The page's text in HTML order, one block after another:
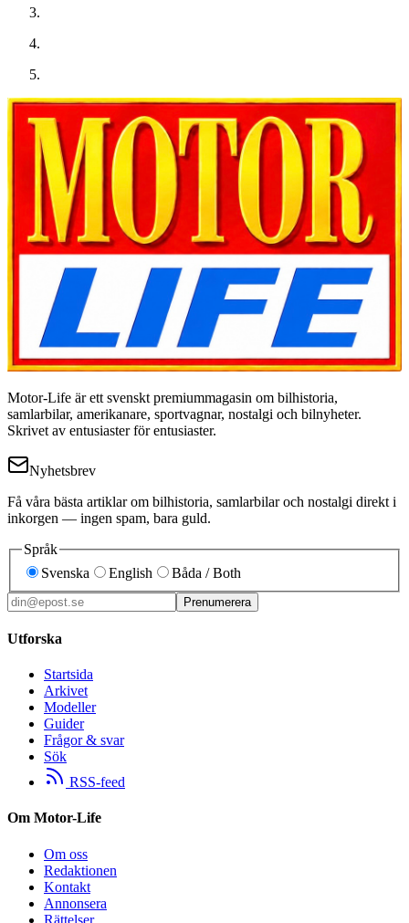
Motor-Life är ett svenskt premiummagasin om bilhistoria,
samlarbilar, amerikanare, sportvagnar, nostalgi och bilnyheter.
Skrivet av entusiaster för entusiaster.
Nyhetsbrev
Få våra bästa artiklar om bilhistoria, samlarbilar och nostalgi direkt i
inkorgen — ingen spam, bara guld.
Språk
Svenska
English Båda / Both
Prenumerera
Utforska
Startsida
Arkivet
Modeller
Guider
Frågor & svar
Sök
RSS-feed
Om Motor-Life
Om oss
Redaktionen
Kontakt
Annonsera
Rättelser